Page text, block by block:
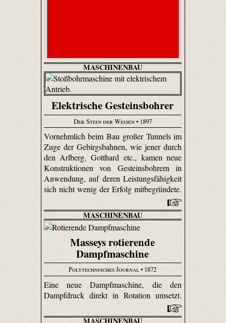
MASCHINENBAU
Elektrische Gesteinsbohrer
Der Stein der Weisen• 1897
Vornehmlich beim Bau großer Tunnels im
Zuge der Gebirgsbahnen, wie jener durch
den Arlberg, Gotthard etc., kamen neue
Konstruktionen von Gesteinsbohrern in
Anwendung, auf deren Leistungsfähigkeit
sich nicht wenig der Erfolg mitbegründete.
MASCHINENBAU
Masseys rotierende
Dampfmaschine
Polytechnisches Journal• 1872
Eine neue Dampfmaschine, die den
Dampfdruck direkt in Rotation umsetzt.
MASCHINENBAU